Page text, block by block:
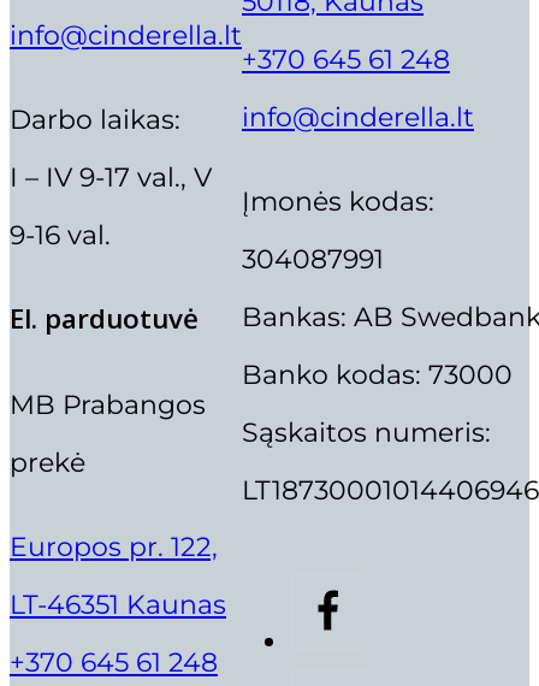
Trenerio kursai
Aušra Olubienė
Deimantė Rimkienė
Dina Vaičiūnienė
Direktorė Neringa Ankudavičienė
Eglė Jarašūnienė
Gintarė Andriuškienė
Gintarė Litvinienė
,,THUYA” BAZINIS ANTAKIŲ
50,70€
ORIGINAL
50,70 €.
43,10€
CURRENT
43,10 €.
IBRA BLAKSTIENOS
5,99 €
6,00
Koukla
Lami
info@cinderella.lt
Darbo laikas:
I – IV 9-17 val., V
9-16 val.
El. parduotuvė
MB Prabangos
prekė
Europos pr. 122,
LT-46351 Kaunas
+370 645 61 248
+370 645 61 248
info@cinderella.lt
Įmonės kodas:
304087991
Bankas: AB
Banko kodas: 73000
Sąskaitos numeris: